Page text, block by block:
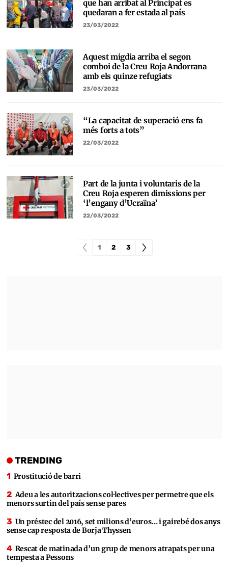
que han arribat al Principat es
quedaran a fer estada al país
23/03/2022
Aquest migdia arriba el segon
comboi de la Creu Roja Andorrana
amb els quinze refugiats
23/03/2022
“La capacitat de superació ens fa
més forts a tots”
22/03/2022
Part de la junta i voluntaris de la
Creu Roja esperen dimissions per
‘l’engany d’Ucraïna’
22/03/2022
1 2 3
TRENDING
Prostitució de barri
Adeu a les autoritzacions col·lectives per permetre que els
menors surtin del país sense pares
Un préstec del 2016, set milions d’euros… i gairebé dos anys
sense cap resposta de Borja Thyssen
Rescat de matinada d’un grup de menors atrapats per una
tempesta a Pessons